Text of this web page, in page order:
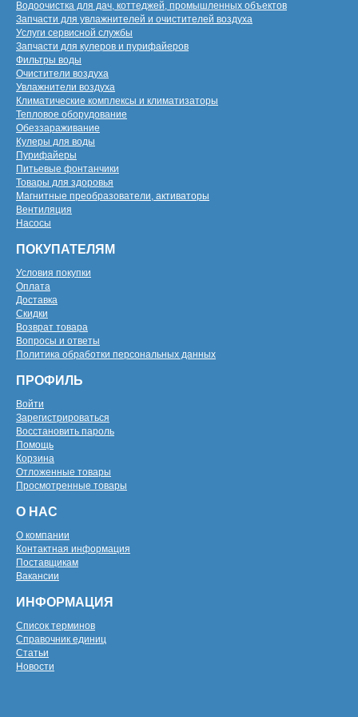
Водоочистка для дач, коттеджей, промышленных объектов
Запчасти для увлажнителей и очистителей воздуха
Услуги сервисной службы
Запчасти для кулеров и пурифайеров
Фильтры воды
Очистители воздуха
Увлажнители воздуха
Климатические комплексы и климатизаторы
Тепловое оборудование
Обеззараживание
Кулеры для воды
Пурифайеры
Питьевые фонтанчики
Товары для здоровья
Магнитные преобразователи, активаторы
Вентиляция
Насосы
ПОКУПАТЕЛЯМ
Условия покупки
Оплата
Доставка
Скидки
Возврат товара
Вопросы и ответы
Политика обработки персональных данных
ПРОФИЛЬ
Войти
Зарегистрироваться
Восстановить пароль
Помощь
Корзина
Отложенные товары
Просмотренные товары
О НАС
О компании
Контактная информация
Поставщикам
Вакансии
ИНФОРМАЦИЯ
Список терминов
Справочник единиц
Статьи
Новости